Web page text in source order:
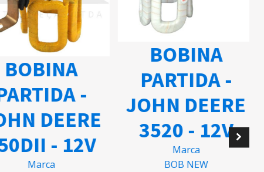
BOBINA
-
DEERE
- 12V
Marca
BOBINA
PARTIDA -
JOHN DEERE
3520 - 12V
Marca
BOB NEW